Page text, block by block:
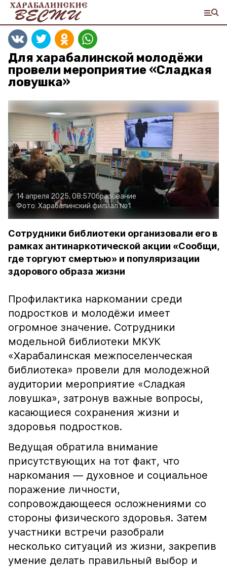
Для харабалинской молодёжи
провели мероприятие «Сладкая
ловушка»
14 апреля 2025, 08:57Образование
Фото: Харабалинский филиал №1
Сотрудники библиотеки организовали его в
рамках антинаркотической акции «Сообщи,
где торгуют смертью» и популяризации
здорового образа жизни
Профилактика наркомании среди
подростков и молодёжи имеет
огромное значение. Сотрудники
модельной библиотеки МКУК
«Харабалинская межпоселенческая
библиотека» провели для молодежной
аудитории мероприятие «Сладкая
ловушка», затронув важные вопросы,
касающиеся сохранения жизни и
здоровья подростков.
Ведущая обратила внимание
присутствующих на тот факт, что
наркомания — духовное и социальное
поражение личности,
сопровождающееся осложнениями со
стороны физического здоровья. Затем
участники встречи разобрали
несколько ситуаций из жизни, закрепив
умение делать правильный выбор и